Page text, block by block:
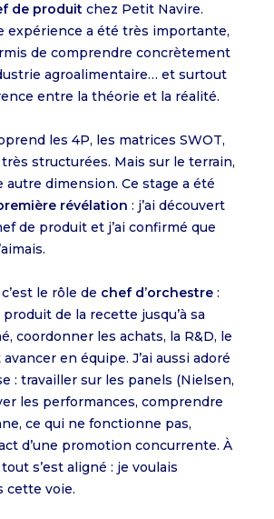
de produit chez Petit Navire.
expérience a été très importante,
de comprendre concrètement
agroalimentaire… et surtout
entre la théorie et la réalité.
les 4P, les matrices SWOT,
structurées. Mais sur le terrain,
dimension. Ce stage a été
révélation : j’ai découvert
de produit et j’ai confirmé que
le rôle de chef d’orchestre :
de la recette jusqu’à sa
coordonner les achats, la R&D, le
en équipe. J’ai aussi adoré
: travailler sur les panels (Nielsen,
les performances, comprendre
ce qui ne fonctionne pas,
d’une promotion concurrente. À
s’est aligné : je voulais
cette voie.